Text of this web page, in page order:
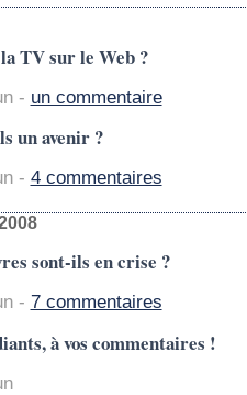
TV sur le Web ?
- un commentaire
un avenir ?
- 4 commentaires
sont-ils en crise ?
- 7 commentaires
à vos commentaires !